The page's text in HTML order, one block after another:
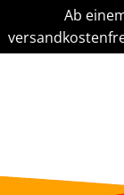
Ab